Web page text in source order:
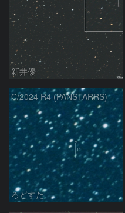
新井優
C/2024 R4 (PANSTARRS)
ろどすた